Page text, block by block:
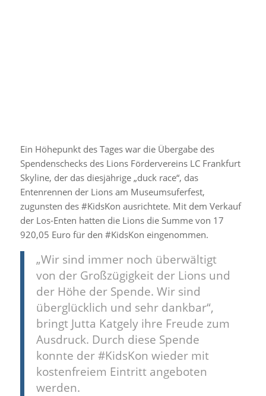
Ein Höhepunkt des Tages war die Übergabe des
Spendenschecks des Lions Fördervereins LC Frankfurt
Skyline, der das diesjährige „duck race“, das
Entenrennen der Lions am Museumsuferfest,
zugunsten des #KidsKon ausrichtete. Mit dem Verkauf
der Los-Enten hatten die Lions die Summe von 17
920,05 Euro für den #KidsKon eingenommen.
„Wir sind immer noch überwältigt
von der Großzügigkeit der Lions und
der Höhe der Spende. Wir sind
überglücklich und sehr dankbar“,
bringt Jutta Katgely ihre Freude zum
Ausdruck. Durch diese Spende
konnte der #KidsKon wieder mit
kostenfreiem Eintritt angeboten
werden.